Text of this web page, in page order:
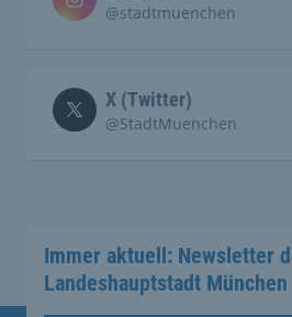
@stadtmuenchen
X (Twitter)
@StadtMuenchen
Immer aktuell: Newsletter
Landeshauptstadt München